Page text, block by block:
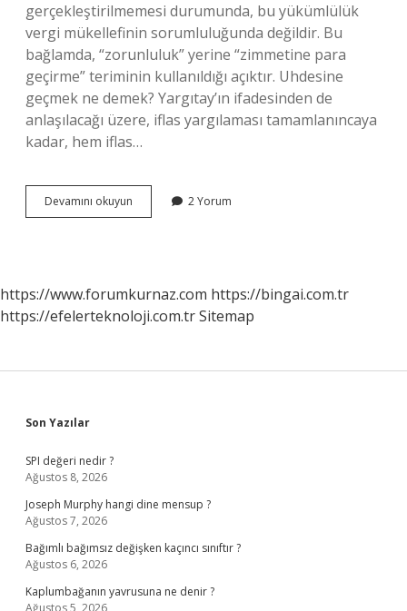
gerçekleştirilmemesi durumunda, bu yükümlülük
vergi mükellefinin sorumluluğunda değildir. Bu
bağlamda, “zorunluluk” yerine “zimmetine para
geçirme” teriminin kullanıldığı açıktır. Uhdesine
geçmek ne demek? Yargıtay’ın ifadesinden de
anlaşılacağı üzere, iflas yargılaması tamamlanıncaya
kadar, hem iflas…
Devamını okuyun Uhdeviyat
Ne
2 Yorum
https://www.forumkurnaz.com https://bingai.com.tr
https://efelerteknoloji.com.trSitemap
Sidebar
Son Yazılar
SPI değeri nedir ?
Ağustos 8, 2026
Joseph Murphy hangi dine mensup ?
Ağustos 7, 2026
Bağımlı bağımsız değişken kaçıncı sınıftır ?
Ağustos 6, 2026
Kaplumbağanın yavrusuna ne denir ?
Ağustos 5, 2026